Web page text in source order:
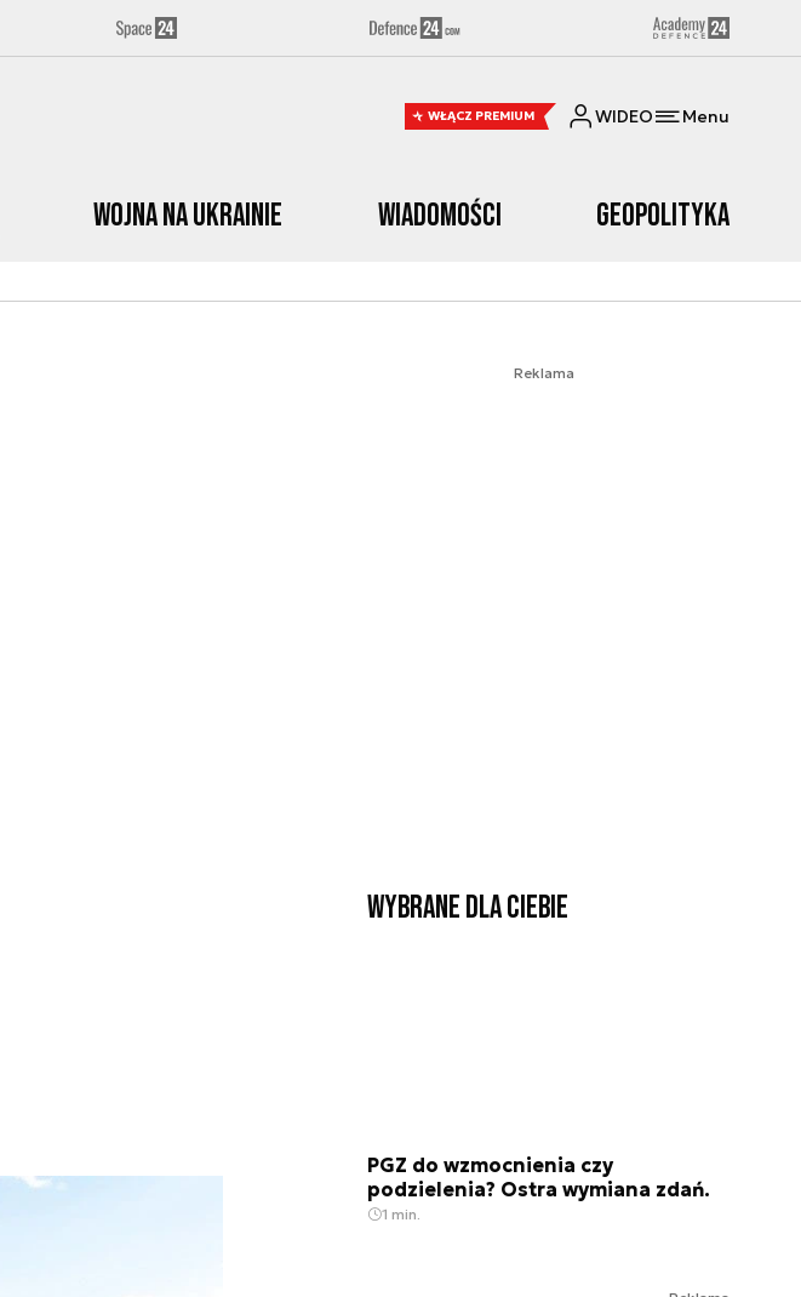
WŁĄCZ PREMIUM WIDEO Menu
Wojna na Ukrainie Wiadomości Geopolityka
Reklama
Wybrane dla Ciebie
PGZ do wzmocnienia czy
podzielenia? Ostra wymiana zdań.
1 min.